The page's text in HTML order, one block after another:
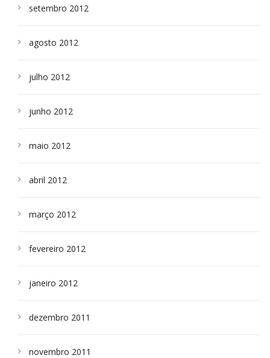
setembro 2012
agosto 2012
julho 2012
junho 2012
maio 2012
abril 2012
março 2012
fevereiro 2012
janeiro 2012
dezembro 2011
novembro 2011